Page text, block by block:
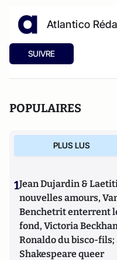
Atlantico
SUIVRE
POPULAIRES
PLUS LUS
1Jean Dujardin &
nouvelles amours,
Benchetrit enterrent
fond, Victoria
Ronaldo du bisco-fils;
Shakespeare queer